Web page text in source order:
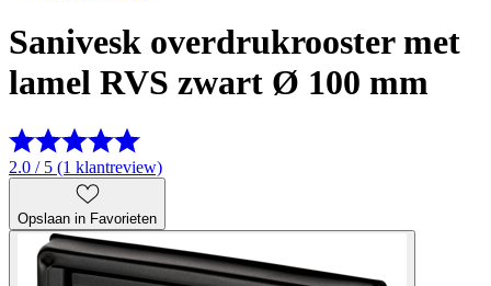
Sanivesk overdrukrooster met
lamel RVS zwart Ø 100 mm
2.0 / 5 (1 klantreview)
Opslaan in Favorieten